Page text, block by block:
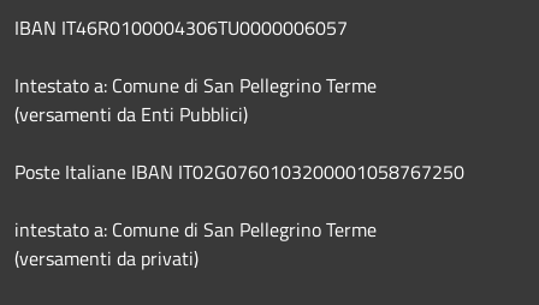
IBAN IT46R0100004306TU0000006057
Intestato a: Comune di San Pellegrino Terme
(versamenti da Enti Pubblici)
Poste Italiane IBAN IT02G0760103200001058767250
intestato a: Comune di San Pellegrino Terme
(versamenti da privati)